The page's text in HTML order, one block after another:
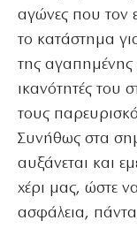
αγώνες που τον
το κατάστημα
της αγαπημένης
ικανότητές του
τους
Συνήθως στα
αυξάνεται και
χέρι μας, ώστε
ασφάλεια,